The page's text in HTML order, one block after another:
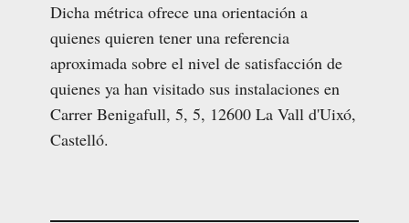
Dicha métrica ofrece una orientación a
quienes quieren tener una referencia
aproximada sobre el nivel de satisfacción de
quienes ya han visitado sus instalaciones en
Carrer Benigafull, 5, 5, 12600 La Vall d'Uixó,
Castelló.